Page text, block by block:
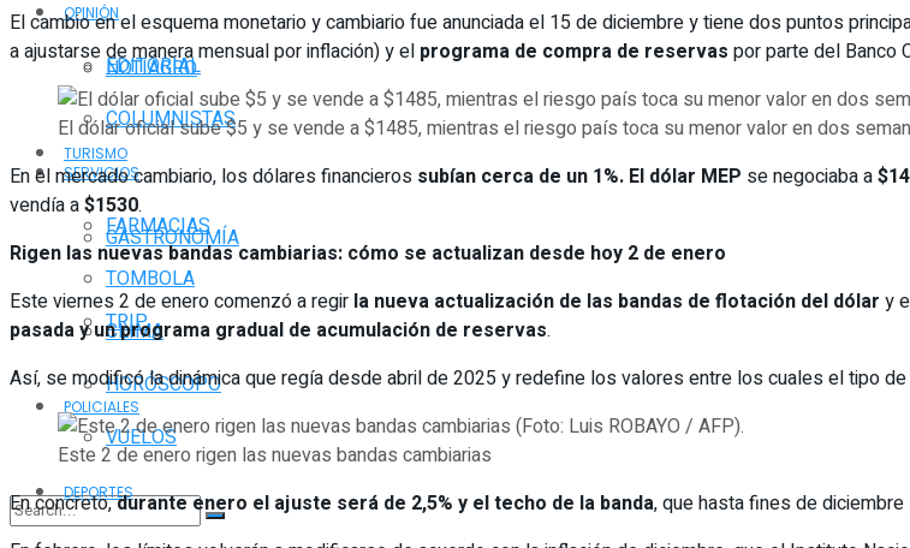
OPINIÓN
EDITORIAL
COLUMNISTAS
SERVICIOS
FARMACIAS
TOMBOLA
CLIMA
HORÓSCOPO
VUELOS
NOTIAGRO
TURISMO
GASTRONOMÍA
TRIP
POLICIALES
DEPORTES
El cambio en el esquema monetario y cambiario fue anunciada el 15 de diciembre y tiene dos puntos
a ajustarse de manera mensual por inflación) y el programa de compra de reservas por parte del Banco
El dólar oficial sube $5 y se vende a $1485, mientras el riesgo país toca su menor valor en dos
En el mercado cambiario, los dólares financieros subían cerca de un 1%. El dólar MEP se negociaba a
vendía a$1530.
Rigen las nuevas bandas cambiarias: cómo se actualizan desde hoy 2 de enero
Este viernes 2 de enero comenzó a regir la nueva actualización de las bandas de flotación del dólar y
pasada y un programa gradual de acumulación de reservas.
Así, se modificó la dinámica que regía desde abril de 2025 y redefine los valores entre los cuales el tipo
Este 2 de enero rigen las nuevas bandas cambiarias
En concreto,durante enero el ajuste será de 2,5% y el techo de la banda, que hasta fines de